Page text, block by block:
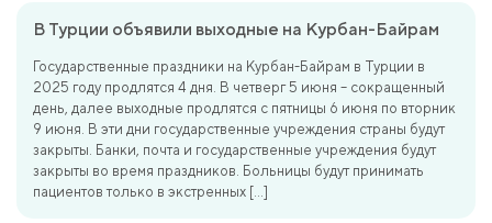
В Турции объявили выходные на Курбан-Байрам
Государственные праздники на Курбан-Байрам в Турции в
2025 году продлятся 4 дня. В четверг 5 июня – сокращенный
день, далее выходные продлятся с пятницы 6 июня по вторник
9 июня. В эти дни государственные учреждения страны будут
закрыты. Банки, почта и государственные учреждения будут
закрыты во время праздников. Больницы будут принимать
пациентов только в экстренных […]